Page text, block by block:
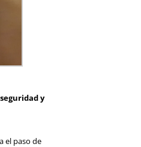
y
el paso de